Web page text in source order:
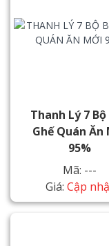
Thanh Lý 7 Bộ
Ghế Quán Ăn
95%
Mã: ---
Giá: Cập